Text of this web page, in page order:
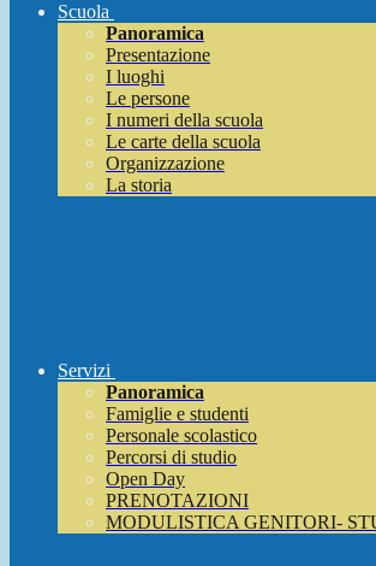
Scuola
Panoramica
Presentazione
I luoghi
Le persone
I numeri della scuola
Le carte della scuola
Organizzazione
La storia
Servizi
Panoramica
Famiglie e studenti
Personale scolastico
Percorsi di studio
Open Day
PRENOTAZIONI
MODULISTICA GENITORI-